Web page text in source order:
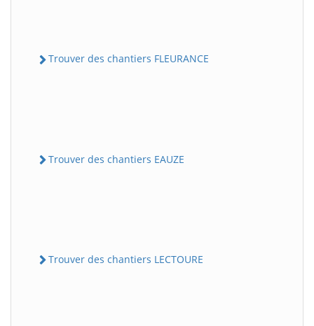
Trouver des chantiers FLEURANCE
Trouver des chantiers EAUZE
Trouver des chantiers LECTOURE